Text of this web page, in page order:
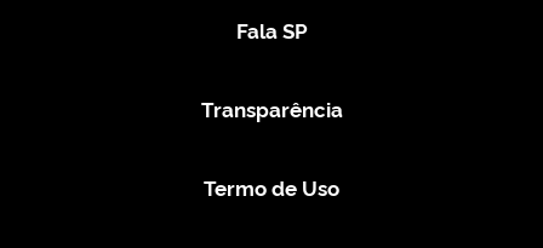
Fala SP
Transparência
Termo de Uso